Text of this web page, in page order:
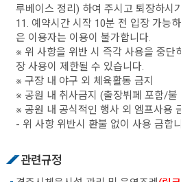
루베이스 정리) 하여 주시고 퇴장하시
11. 예약시간 시작 10분 전 입장 가능
은 이용자는 이용이 불가합니다.
※ 위 사항을 위반 시 즉각 사용을 중단
장 사용이 제한될 수 있습니다.
※ 구장 내 야구 외 체육활동 금지
※ 공원 내 취사금지 (출장뷔페 포함/불
※ 공원 내 공식적인 행사 외 엠프사용
- 위 사항 위반시 환불 없이 사용 금합
관련규정